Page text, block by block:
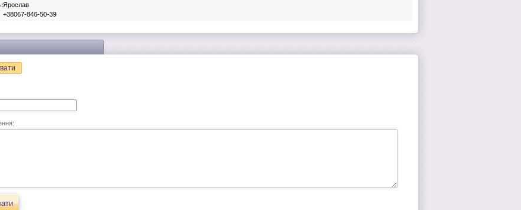
Ярослав
+38067-846-50-39